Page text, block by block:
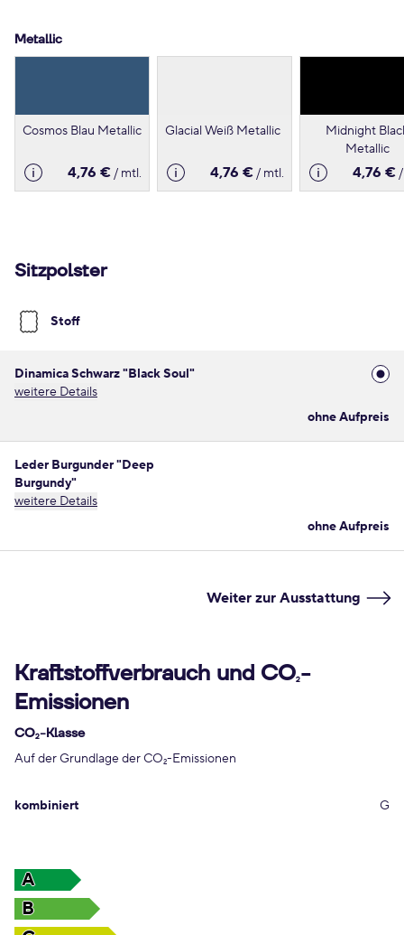
Metallic
Cosmos Blau Metallic
4,76 €/ mtl.
Glacial Weiß Metallic
4,76 €/ mtl.
Midnight
Metallic
4,76 €
Sitzpolster
Stoff
Dinamica Schwarz "Black Soul"
weitere Details
ohne Aufpreis
Leder Burgunder "Deep
Burgundy"
weitere Details
ohne Aufpreis
Weiter zur Ausstattung
Kraftstoffverbrauch und CO2-
Emissionen
CO2-Klasse
Auf der Grundlage der CO2-Emissionen
kombiniert G
A
B